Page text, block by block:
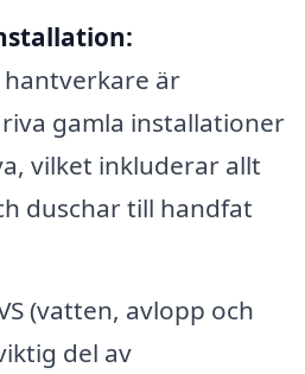
är
gamla installationer
vilket inkluderar allt
duschar till handfat
(vatten, avlopp och
del av